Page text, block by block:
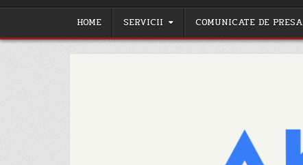
HOME SERVICII COMUNICATE DE PRESA